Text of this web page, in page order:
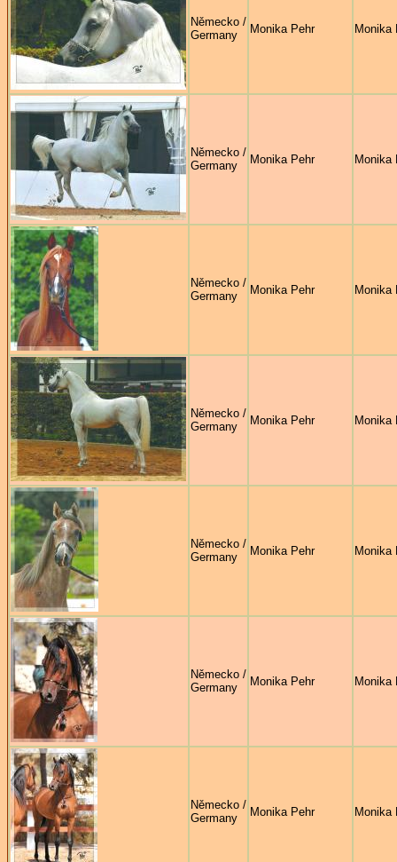
Německo /
Germany
Monika Pehr Monika
Německo /
Germany
Monika Pehr Monika
Německo /
Germany
Monika Pehr Monika
Německo /
Germany
Monika Pehr Monika
Německo /
Germany
Monika Pehr Monika
Německo /
Germany
Monika Pehr Monika
Německo /
Germany
Monika Pehr Monika